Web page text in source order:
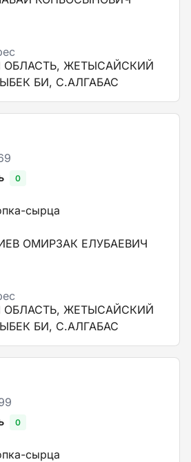
ОБЛАСТЬ, ЖЕТЫСАЙСКИЙ
БИ, С.АЛГАБАС
0
сырца
ОМИРЗАК ЕЛУБАЕВИЧ
ОБЛАСТЬ, ЖЕТЫСАЙСКИЙ
БИ, С.АЛГАБАС
0
сырца